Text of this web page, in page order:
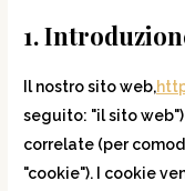
1.
Il nostro sito web,
seguito: "il sito
correlate (per
"cookie"). I cookie